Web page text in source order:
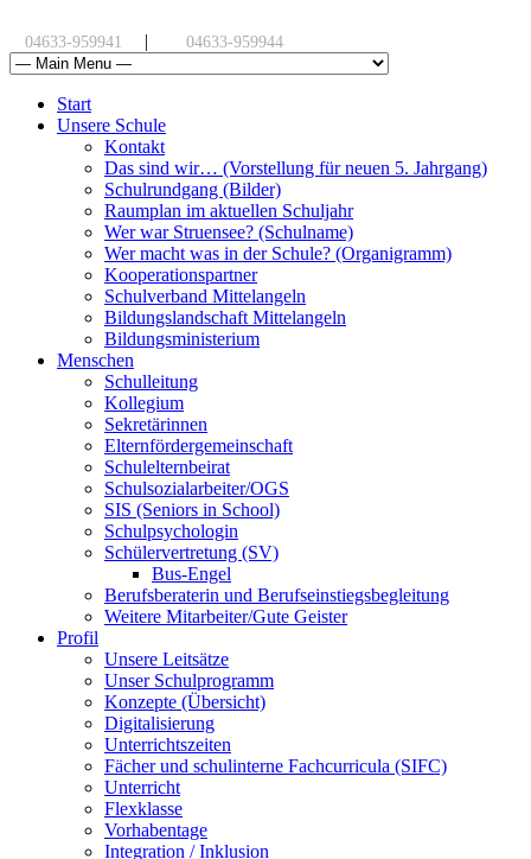
04633-959941 | 04633-959944
Start
Unsere Schule
Kontakt
Das sind wir… (Vorstellung für neuen 5. Jahrgang)
Schulrundgang (Bilder)
Raumplan im aktuellen Schuljahr
Wer war Struensee? (Schulname)
Wer macht was in der Schule? (Organigramm)
Kooperationspartner
Schulverband Mittelangeln
Bildungslandschaft Mittelangeln
Bildungsministerium
Menschen
Schulleitung
Kollegium
Sekretärinnen
Elternfördergemeinschaft
Schulelternbeirat
Schulsozialarbeiter/OGS
SIS (Seniors in School)
Schulpsychologin
Schülervertretung (SV)
Bus-Engel
Berufsberaterin und Berufseinstiegsbegleitung
Weitere Mitarbeiter/Gute Geister
Profil
Unsere Leitsätze
Unser Schulprogramm
Konzepte (Übersicht)
Digitalisierung
Unterrichtszeiten
Fächer und schulinterne Fachcurricula (SIFC)
Unterricht
Flexklasse
Vorhabentage
Integration / Inklusion